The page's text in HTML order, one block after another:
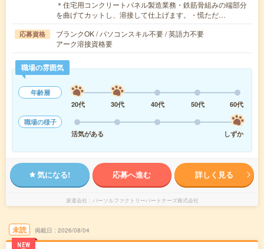
＊住宅用コンクリートパネル製造業務・鉄筋骨組みの端部分
を曲げてカットし、溶接して仕上げます。・慌ただ…
応募資格
ブランクOK / パソコンスキル不要 / 英語力不要
アーク溶接資格要
職場の雰囲気
年齢層
20代
30代 40代 50代
60代
職場の様子
活気がある
しずか
気になる! 応募へ進む 詳しく見る
派遣会社 パーソルファクトリーパートナーズ株式会社
未読
NEW
掲載日 2026/08/04